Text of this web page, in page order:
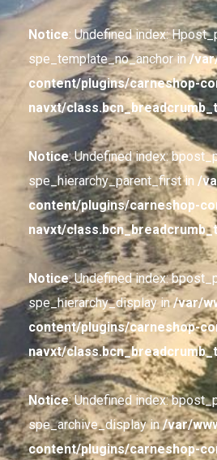
Notice: Undefined index:
spe_template_no_anchor in/
content/plugins/carneshop-
navxt/
Notice: Undefined index:
spe_hierarchy_parent_first in /
content/plugins/carneshop-
navxt/
Notice: Undefined index:
spe_hierarchy_display in/var/
content/plugins/carneshop-
navxt/
Notice: Undefined index:
spe_archive_display in/var/
content/plugins/carneshop-